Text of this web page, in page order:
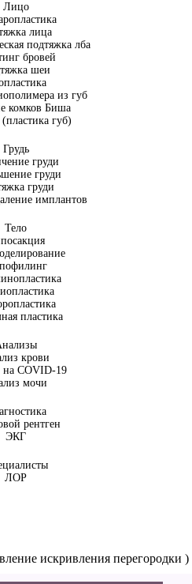
Лицо
лица
подтяжка лба
бровей
шеи
из губ
комков Биша
губ)
Грудь
груди
груди
груди
имплантов
Тело
пластика
крови
на COVID-19
мочи
рентген
ЭКГ
ЛОР
искривления перегородки )